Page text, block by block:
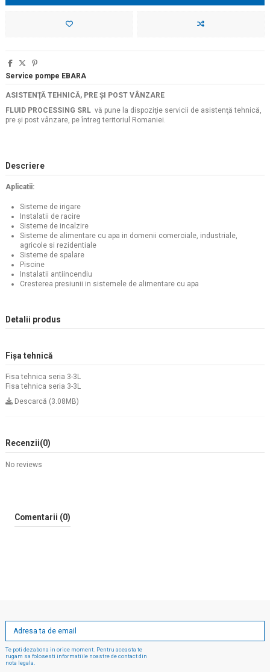
Service pompe EBARA
ASISTENŢĂ TEHNICĂ, PRE ŞI POST VÂNZARE
FLUID PROCESSING SRL vă pune la dispoziţie servicii de asistenţă tehnică,
pre şi post vânzare, pe întreg teritoriul Romaniei.
Descriere
Aplicatii:
Sisteme de irigare
Instalatii de racire
Sisteme de incalzire
Sisteme de alimentare cu apa in domenii comerciale, industriale,
agricole si rezidentiale
Sisteme de spalare
Piscine
Instalatii antiincendiu
Cresterea presiunii in sistemele de alimentare cu apa
Detalii produs
Fișa tehnică
Fisa tehnica seria 3-3L
Fisa tehnica seria 3-3L
Descarcă (3.08MB)
Recenzii(0)
No reviews
Comentarii (0)
Te poti dezabona in orice moment. Pentru aceasta te
rugam sa folosesti informatiile noastre de contact din
nota legala.